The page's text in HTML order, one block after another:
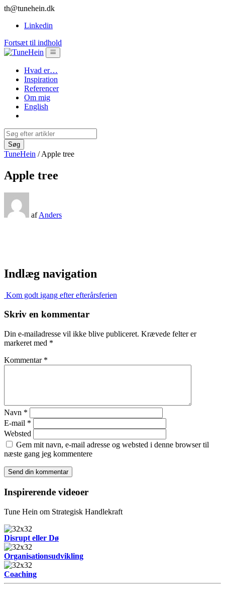
th@tunehein.dk
Linkedin
Fortsæt til indhold
Hvad er…
Inspiration
Referencer
Om mig
English
TuneHein /Apple tree
Apple tree
af Anders
Indlæg navigation
Kom godt igang efter efterårsferien
Skriv en kommentar
Din e-mailadresse vil ikke blive publiceret. Krævede felter er
markeret med *
Kommentar *
Navn *
E-mail *
Websted
Gem mit navn, e-mail adresse og websted i denne browser til
næste gang jeg kommentere
Inspirerende videoer
Tune Hein om Strategisk Handlekraft
Disrupt eller Dø
Organisationsudvikling
Coaching